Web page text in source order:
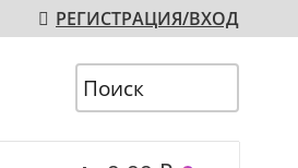
РЕГИСТРАЦИЯ/ВХОД